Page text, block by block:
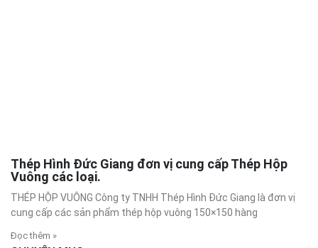
Thép Hình Đức Giang đơn vị cung cấp Thép Hộp
Vuông các loại.
THÉP HỘP VUÔNG Công ty TNHH Thép Hình Đức Giang là đơn vị
cung cấp các sản phẩm thép hộp vuông 150×150 hàng
Đọc thêm »